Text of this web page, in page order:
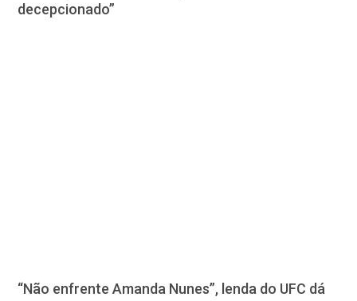
decepcionado”
“Não enfrente Amanda Nunes”, lenda do UFC dá